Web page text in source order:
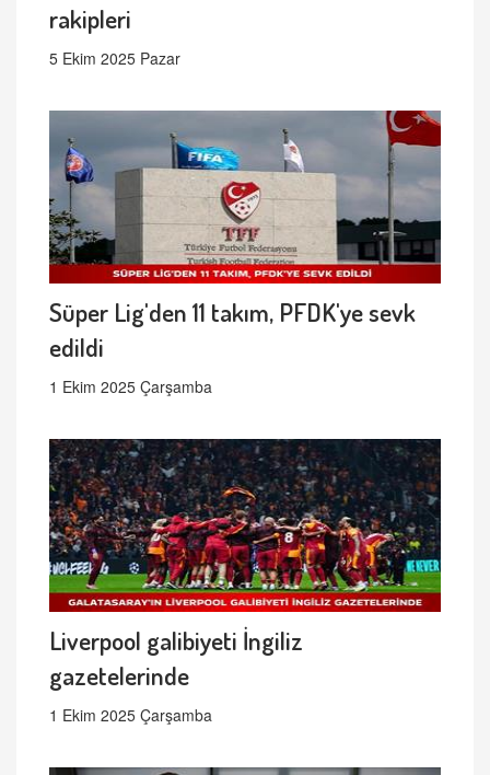
rakipleri
5 Ekim 2025 Pazar
Süper Lig'den 11 takım, PFDK'ye sevk
edildi
1 Ekim 2025 Çarşamba
Liverpool galibiyeti İngiliz
gazetelerinde
1 Ekim 2025 Çarşamba